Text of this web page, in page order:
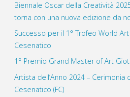
Biennale Oscar della Creatività
torna con una nuova edizione da
Successo per il 1° Trofeo World
Cesenatico
1° Premio Grand Master of Art
Artista dell’Anno 2024 – Cerimonia
Cesenatico (FC)